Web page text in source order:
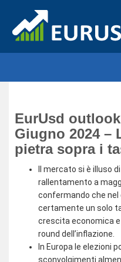
EurUsd
Giugno 2024 –
pietra sopra i
Il mercato si è illuso
rallentamento a
confermando che nel
certamente un solo
crescita economica e
round dell’inflazione.
In Europa le elezioni
sconvolgimenti